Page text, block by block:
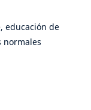
educación de
normales